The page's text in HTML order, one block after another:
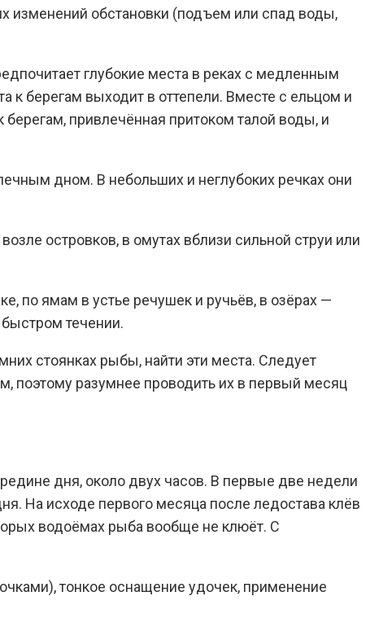
изменений обстановки (подъем или спад воды,
глубокие места в реках с медленным
к берегам выходит в оттепели. Вместе с ельцом и
привлечённая притоком талой воды, и
дном. В небольших и неглубоких речках они
островков, в омутах вблизи сильной струи или
по ямам в устье речушек и ручьёв, в озёрах —
течении.
стоянках рыбы, найти эти места. Следует
поэтому разумнее проводить их в первый месяц
дня, около двух часов. В первые две недели
На исходе первого месяца после ледостава клёв
водоёмах рыба вообще не клюёт. С
тонкое оснащение удочек, применение